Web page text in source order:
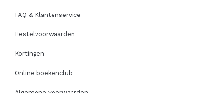
FAQ & Klantenservice
Bestelvoorwaarden
Kortingen
Online boekenclub